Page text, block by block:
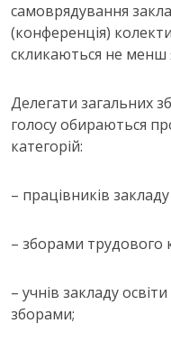
самоврядування
(конференція)
скликаються не менш
Делегати загальних
голосу обираються
категорій:
– працівників закладу
– зборами трудового
– учнів закладу
зборами;